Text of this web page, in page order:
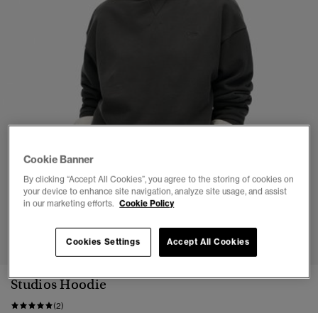
1 2 3 4 5 6
Studios Hoodie
(2)
Cookie Banner
By clicking “Accept All Cookies”, you agree to the storing of cookies on
your device to enhance site navigation, analyze site usage, and assist
in our marketing efforts. Cookie Policy
Accept All Cookies
Cookies Settings